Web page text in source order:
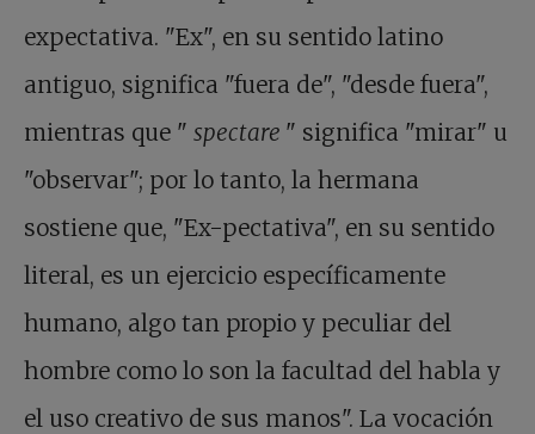
expectativa. "Ex", en su sentido latino
antiguo, significa "fuera de", "desde fuera",
mientras que " spectare " significa "mirar" u
"observar"; por lo tanto, la hermana
sostiene que, "Ex-pectativa", en su sentido
literal, es un ejercicio específicamente
humano, algo tan propio y peculiar del
hombre como lo son la facultad del habla y
el uso creativo de sus manos". La vocación